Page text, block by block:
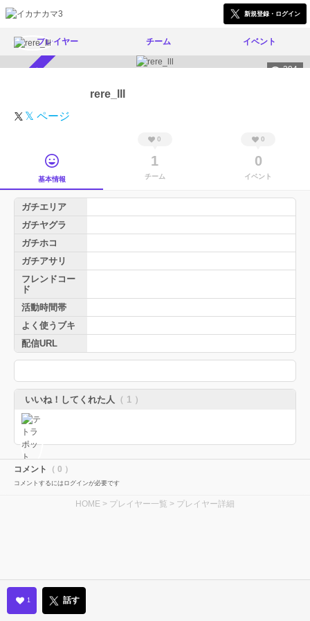
新規登録・ログイン
プレイヤー チーム イベント
394
rere_lll
𝕏 ページ
基本情報
0
1
チーム
0
0
イベント
ガチエリア
ガチヤグラ
ガチホコ
ガチアサリ
フレンドコー
ド
活動時間帯
よく使うブキ
配信URL
いいね！してくれた人 （ 1 ）
コメント （ 0 ）
コメントするにはログインが必要です
HOME > プレイヤー一覧 > プレイヤー詳細
1 話す